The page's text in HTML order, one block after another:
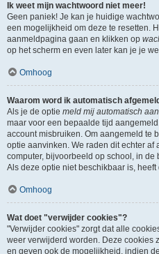
Ik weet mijn wachtwoord niet meer!
Geen paniek! Je kan je huidige
een mogelijkheid om deze te resetten.
aanmeldpagina gaan en klikken op
op het scherm en even later kan je je
Omhoog
Waarom word ik automatisch
Als je de optie meld mij automatisch
maar voor een bepaalde tijd
account misbruiken. Om aangemeld te
optie aanvinken. We raden dit echter
computer, bijvoorbeeld op school, in
Als deze optie niet beschikbaar is,
Omhoog
Wat doet "verwijder cookies"?
"Verwijder cookies" zorgt dat alle
weer verwijderd worden. Deze cookies
en geven ook de mogelijkheid, indien